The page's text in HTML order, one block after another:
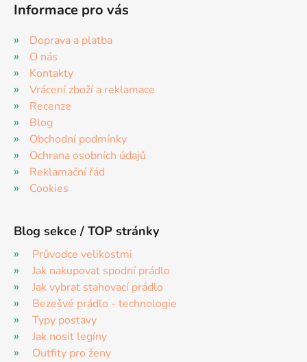
Informace pro vás
Doprava a platba
O nás
Kontakty
Vrácení zboží a reklamace
Recenze
Blog
Obchodní podmínky
Ochrana osobních údajů
Reklamační řád
Cookies
Blog sekce / TOP stránky
Průvodce velikostmi
Jak nakupovat spodní prádlo
Jak vybrat stahovací prádlo
Bezešvé prádlo - technologie
Typy postavy
Jak nosit legíny
Outfity pro ženy